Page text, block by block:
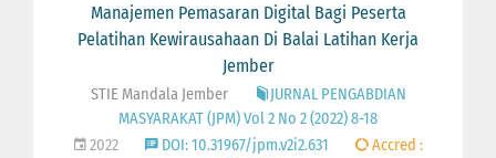
Manajemen Pemasaran Digital Bagi Peserta
Pelatihan Kewirausahaan Di Balai Latihan Kerja
Jember
STIE Mandala Jember
JURNAL PENGABDIAN
MASYARAKAT (JPM) Vol 2 No 2 (2022) 8-18
2022
DOI: 10.31967/jpm.v2i2.631
Accred :